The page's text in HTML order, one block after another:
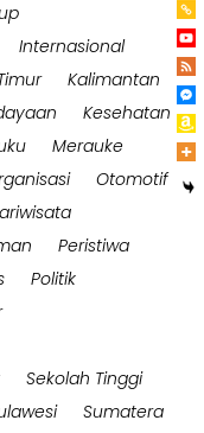
Internasional
Kalimantan
Kesehatan
Merauke
Otomotif
Peristiwa
Politik
Sekolah Tinggi
Sumatera